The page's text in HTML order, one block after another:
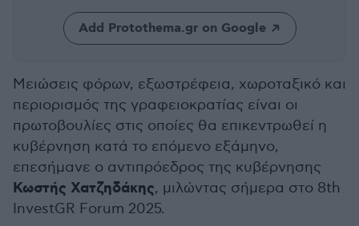
Add Protothema.gr on Google
Μειώσεις φόρων, εξωστρέφεια, χωροταξικό και
περιορισμός της γραφειοκρατίας είναι οι
πρωτοβουλίες στις οποίες θα επικεντρωθεί η
κυβέρνηση κατά το επόμενο εξάμηνο,
επεσήμανε ο αντιπρόεδρος της κυβέρνησης
Κωστής Χατζηδάκης, μιλώντας σήμερα στο 8th
InvestGR Forum 2025.